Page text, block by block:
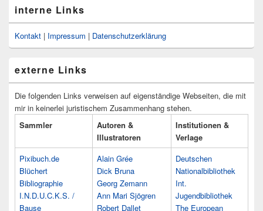
interne Links
Kontakt | Impressum | Datenschutzerklärung
externe Links
Die folgenden Links verweisen auf eigenständige Webseiten, die mit
mir in keinerlei juristischem Zusammenhang stehen.
Sammler
Autoren &
Illustratoren
Institutionen &
Verlage
Pixibuch.de
Blüchert
Bibliographie
I.N.D.U.C.K.S. /
Bause
Alain Grée
Dick Bruna
Georg Zemann
Ann Mari Sjögren
Robert Dallet
Deutschen
Nationalbibliothek
Int.
Jugendbibliothek
The European